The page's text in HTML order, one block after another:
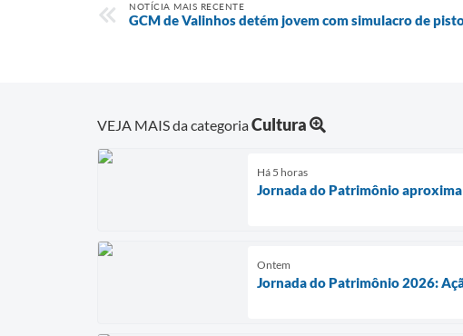
NOTÍCIA MAIS RECENTE
GCM de Valinhos detém jovem com simulacro de
VEJA MAIS da categoriaCultura
Há 5 horas
Jornada do Patrimônio
Ontem
Jornada do Patrimônio 2026: